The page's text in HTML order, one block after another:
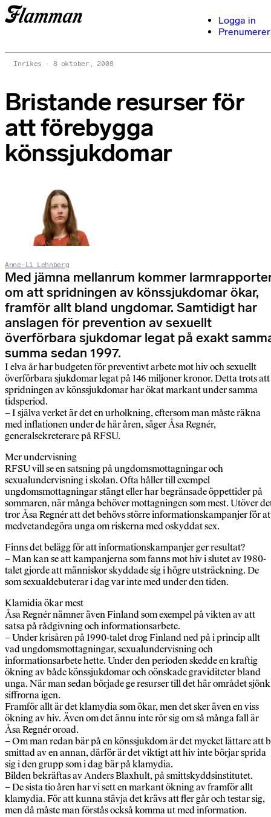
Logga in
Inrikes 8 oktober, 2008
Bristande resurser för
att förebygga
könssjukdomar
Anne-Li Lehnberg
Med jämna mellanrum kommer
om att spridningen av könssjukdomar ökar,
framför allt bland ungdomar. Samtidigt har
anslagen för prevention av sexuellt
överförbara sjukdomar legat på exakt
summa sedan 1997.
I elva år har budgeten för preventivt arbete mot hiv och sexuellt
överförbara sjukdomar legat på 146 miljoner kronor. Detta trots att
spridningen av könssjukdomar har ökat markant under samma
tids­period.
– I själva verket är det en urholkning, eftersom man måste räkna
med inflationen under de här åren, säger Åsa Regnér,
generalsekreterare på RFSU.
Mer undervisning
RFSU vill se en satsning på ungdomsmottagningar och
sexualundervisning i skolan. Ofta håller till exempel
ungdomsmottagningar stängt eller har begränsade öppettider på
sommaren, när många behöver mottagningen som mest. Utöver
tror Åsa Regnér att det behövs större informationskampanjer för
medvetandegöra unga om riskerna med oskyddat sex.
Finns det belägg för att informationskampanjer ger resultat?
– Man kan se att kampanjerna som fanns mot hiv i slutet av 1980-
talet gjorde att människor skyddade sig i högre utsträckning. De
som sexualdebuterar i dag var inte med under den tiden.
Klamidia ökar mest
Åsa Regnér nämner även Finland som exempel på vikten av att
satsa på rådgivning och informationsarbete.
– Under krisåren på 1990-talet drog Finland ned på i princip allt
vad ungdomsmottagningar, sexualundervisning och
informationsarbete hette. Under den perioden skedde en kraftig
ökning av både könssjukdomar och oönskade graviditeter bland
unga. När man sedan började ge resurser till det här området sjönk
siffrorna igen.
Framför allt är det klamydia som ökar, men det sker även en viss
ökning av hiv. Även om det ännu inte rör sig om så många fall är
Åsa Regnér oroad.
– Om man redan bär på en könssjukdom är det mycket lättare att
smittad av en annan, därför är det viktigt att hiv inte börjar sprida
sig i den grupp som i dag bär på klamydia.
Bilden bekräftas av Anders Blaxhult, på smittskyddsinstitutet.
– De sista tio åren har vi sett en markant ökning av framför allt
klamydia. För att kunna stävja det krävs att fler går och testar sig,
men då måste man förstås också komma ut med information.